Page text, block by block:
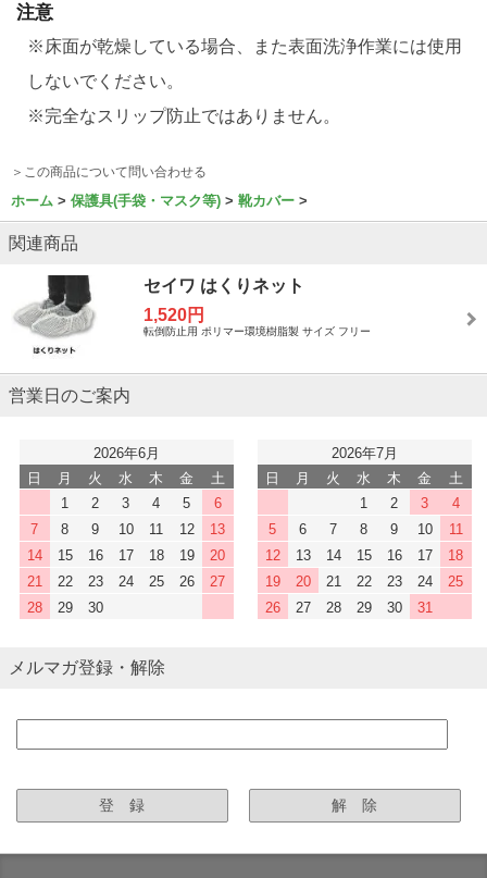
注意
※床面が乾燥している場合、また表面洗浄作業には使用
しないでください。
※完全なスリップ防止ではありません。
＞この商品について問い合わせる
ホーム 保護具(手袋・マスク等) 靴カバー
関連商品
セイワ はくりネット
1,520円
転倒防止用 ポリマー環境樹脂製 サイズ フリー
営業日のご案内
2026年6月
日
月 火 水 木 金
土
1
2 3 4 5
6
7
8 9 10 11 12
13
14
15 16 17 18 19
20
21
22 23 24 25 26
27
28
29 30
2026年7月
日
月 火 水 木 金
土
1
2 3
4
5
6 7 8 9 10
11
12
13 14 15 16 17
18
19
20 21 22 23 24
25
26
27 28 29 30 31
メルマガ登録・解除